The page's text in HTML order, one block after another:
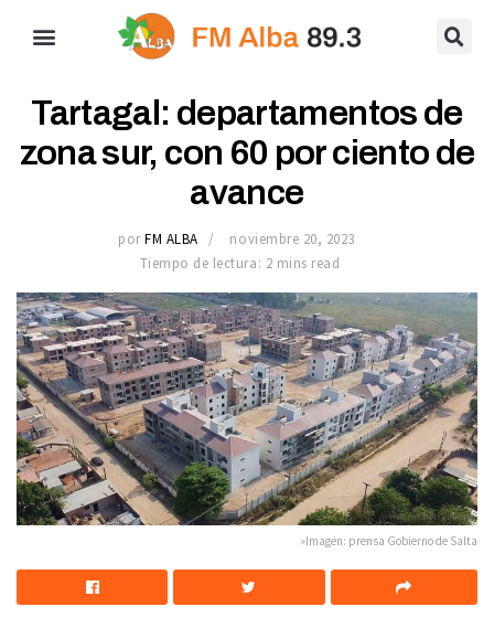
Tartagal: departamentos de
zona sur, con 60 por ciento de
avance
por FM ALBA
noviembre 20, 2023
Tiempo de lectura: 2 mins read
»Imagen: prensa Gobierno de Salta